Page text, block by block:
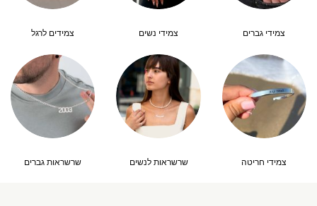
צמידי גברים צמידי נשים צמידים לרגל
צמידי חריטה שרשראות לנשים שרשראות גברים